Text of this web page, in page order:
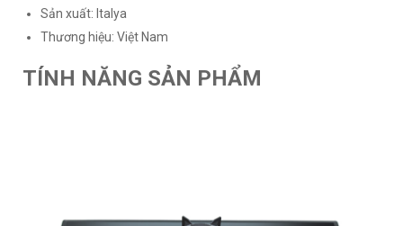
Sản xuất: Italya
Thương hiệu: Việt Nam
TÍNH NĂNG SẢN PHẨM